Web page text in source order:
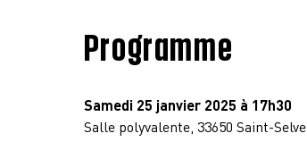
Programme
Samedi 25 janvier 2025 à 17h30
Salle polyvalente, 33650 Saint-Selve